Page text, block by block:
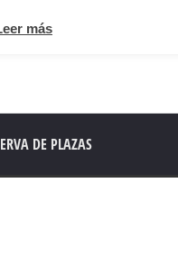
DE PLAZAS
más